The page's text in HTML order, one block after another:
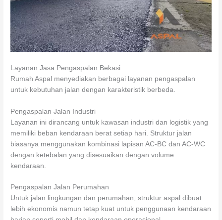
Layanan Jasa Pengaspalan Bekasi
Rumah Aspal menyediakan berbagai layanan pengaspalan
untuk kebutuhan jalan dengan karakteristik berbeda.
Pengaspalan Jalan Industri
Layanan ini dirancang untuk kawasan industri dan logistik yang
memiliki beban kendaraan berat setiap hari. Struktur jalan
biasanya menggunakan kombinasi lapisan AC-BC dan AC-WC
dengan ketebalan yang disesuaikan dengan volume
kendaraan.
Pengaspalan Jalan Perumahan
Untuk jalan lingkungan dan perumahan, struktur aspal dibuat
lebih ekonomis namun tetap kuat untuk penggunaan kendaraan